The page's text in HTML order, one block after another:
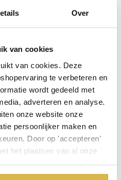
Over
van cookies
van cookies. Deze
te verbeteren en
wordt gedeeld met
adverteren en analyse.
onze website onze
persoonlijker maken en
Door op 'accepteren'
het plaatsen van al onze
wijzigen' zelf
akkoord krijgen. En door te
winkelwagen
de volgende werkdag
dit product